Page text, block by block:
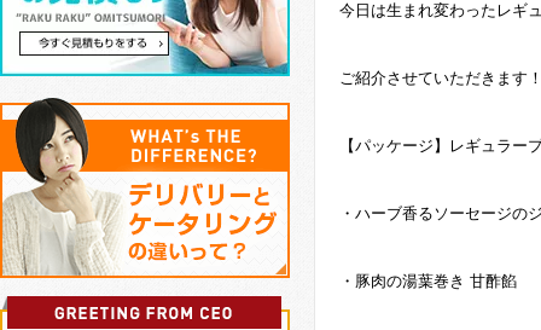
今日は生まれ変わったレギ
ご紹介させていただきます
【パッケージ】レギュラー
・ハーブ香るソーセージの
・豚肉の湯葉巻き 甘酢餡